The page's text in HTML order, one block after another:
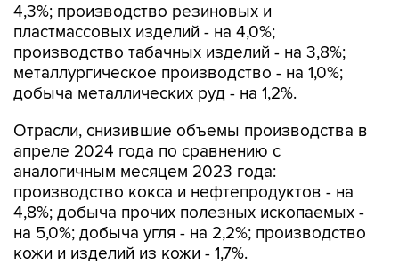
4,3%; производство резиновых и
пластмассовых изделий - на 4,0%;
производство табачных изделий - на 3,8%;
металлургическое производство - на 1,0%;
добыча металлических руд - на 1,2%.
Отрасли, снизившие объемы производства в
апреле 2024 года по сравнению с
аналогичным месяцем 2023 года:
производство кокса и нефтепродуктов - на
4,8%; добыча прочих полезных ископаемых -
на 5,0%; добыча угля - на 2,2%; производство
кожи и изделий из кожи - 1,7%.